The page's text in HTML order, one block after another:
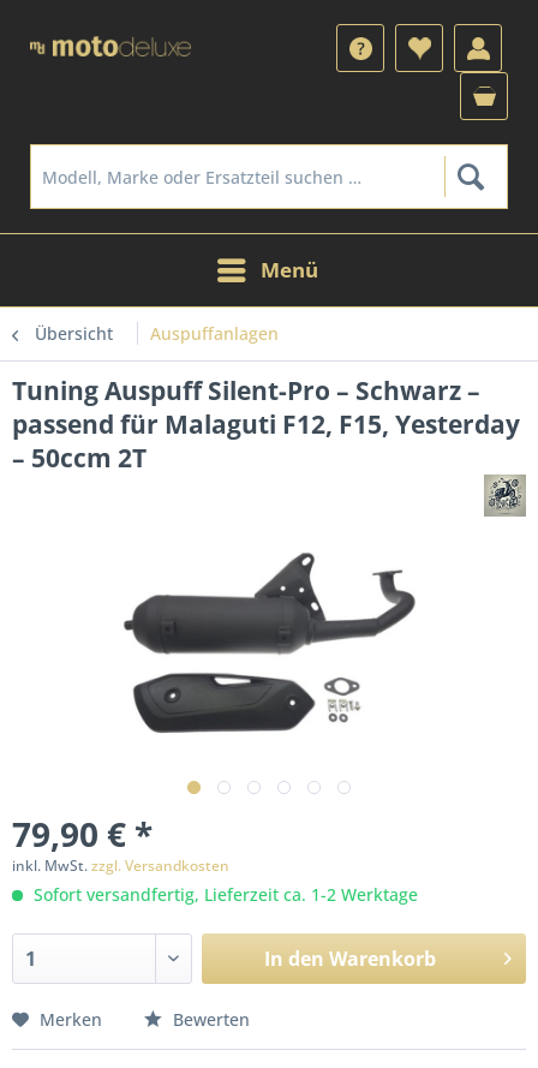
Menü
Übersicht Auspuffanlagen
Tuning Auspuff Silent-Pro – Schwarz –
passend für Malaguti F12, F15, Yesterday
– 50ccm 2T
79,90 € *
inkl. MwSt.zzgl. Versandkosten
Sofort versandfertig, Lieferzeit ca. 1-2 Werktage
In den Warenkorb
Merken Bewerten